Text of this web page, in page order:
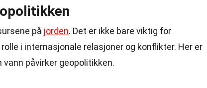
på jorden. Det er ikke bare viktig for
i internasjonale relasjoner og konflikter. Her er
påvirker geopolitikken.